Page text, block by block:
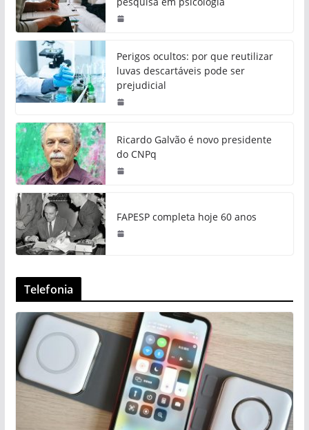
Perigos ocultos: por que reutilizar
luvas descartáveis pode ser
prejudicial
Ricardo Galvão é novo presidente
do CNPq
FAPESP completa hoje 60 anos
Telefonia